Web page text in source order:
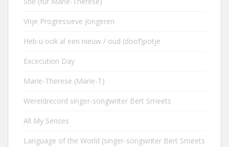
Vrije Progressieve Jongeren
Heb u ook al een nieuw / oud (doof)potje
Excecution Day
Marie-Therese (Marie-T)
Wereldrecord singer-songwriter Bert Smeets
All My Senses
Language of the World (singer-songwriter Bert Smeets